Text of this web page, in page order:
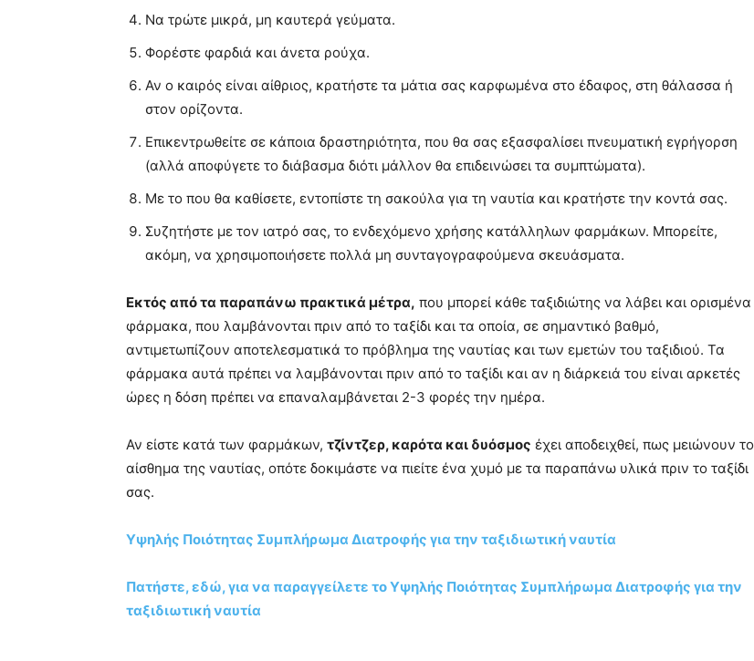
Να τρώτε μικρά, μη καυτερά γεύματα.
Φορέστε φαρδιά και άνετα ρούχα.
Αν ο καιρός είναι αίθριος, κρατήστε τα μάτια σας καρφωμένα στο έδαφος, στη θάλασσα ή
στον ορίζοντα.
Επικεντρωθείτε σε κάποια δραστηριότητα, που θα σας εξασφαλίσει πνευματική εγρήγορση
(αλλά αποφύγετε το διάβασμα διότι μάλλον θα επιδεινώσει τα συμπτώματα).
Με το που θα καθίσετε, εντοπίστε τη σακούλα για τη ναυτία και κρατήστε την κοντά σας.
Συζητήστε με τον ιατρό σας, το ενδεχόμενο χρήσης κατάλληλων φαρμάκων. Μπορείτε,
ακόμη, να χρησιμοποιήσετε πολλά μη συνταγογραφούμενα σκευάσματα.
Εκτός από τα παραπάνω πρακτικά μέτρα, που μπορεί κάθε ταξιδιώτης να λάβει και ορισμένα
φάρμακα, που λαμβάνονται πριν από το ταξίδι και τα οποία, σε σημαντικό βαθμό,
αντιμετωπίζουν αποτελεσματικά το πρόβλημα της ναυτίας και των εμετών του ταξιδιού. Τα
φάρμακα αυτά πρέπει να λαμβάνονται πριν από το ταξίδι και αν η διάρκειά του είναι αρκετές
ώρες η δόση πρέπει να επαναλαμβάνεται 2-3 φορές την ημέρα.
Αν είστε κατά των φαρμάκων, τζίντζερ, καρότα και δυόσμος έχει αποδειχθεί, πως μειώνουν το
αίσθημα της ναυτίας, οπότε δοκιμάστε να πιείτε ένα χυμό με τα παραπάνω υλικά πριν το ταξίδι
σας.
Υψηλής Ποιότητας Συμπλήρωμα Διατροφής για την ταξιδιωτική ναυτία
Πατήστε, εδώ, για να παραγγείλετε το Υψηλής Ποιότητας Συμπλήρωμα Διατροφής για την
ταξιδιωτική ναυτία